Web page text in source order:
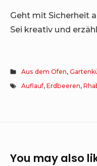
Geht mit Sicherheit
Sei kreativ und
Aus dem Ofen,
Auflauf,Erdbeeren,
You may also